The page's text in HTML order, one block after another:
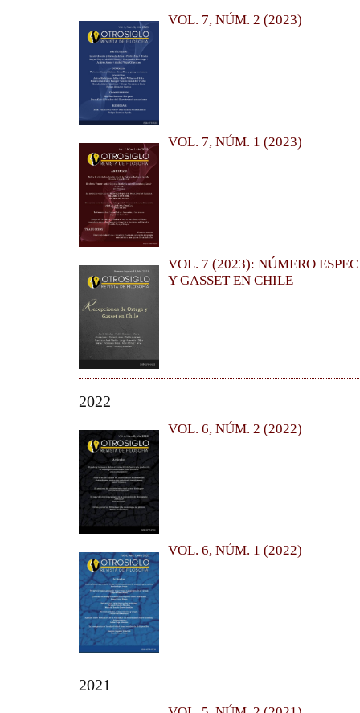
VOL. 7, NÚM. 2 (2023)
VOL. 7, NÚM. 1 (2023)
VOL. 7 (2023): NÚMERO
Y GASSET EN CHILE
2022
VOL. 6, NÚM. 2 (2022)
VOL. 6, NÚM. 1 (2022)
2021